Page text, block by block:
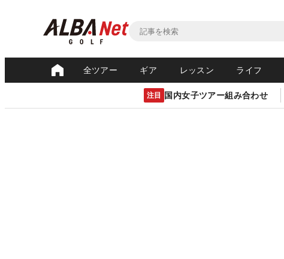
全ツアー ギア レッスン ライフ
注目 国内女子ツアー組み合わせ